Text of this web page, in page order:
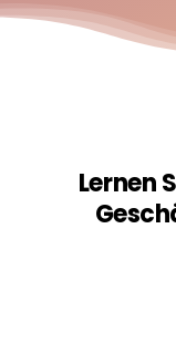
Lernen